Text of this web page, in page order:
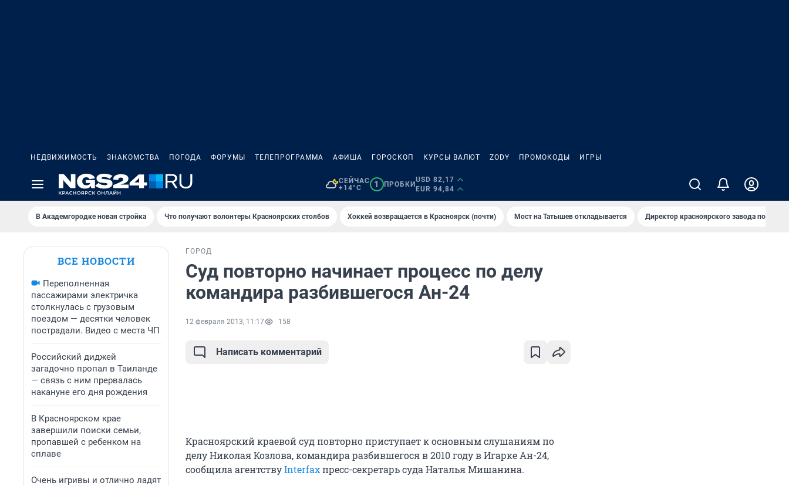
НЕДВИЖИМОСТЬ ЗНАКОМСТВА ПОГОДА ФОРУМЫ ТЕЛЕПРОГРАММА АФИША ГОРОСКОП КУРСЫ ВАЛЮТ ZODY ПРОМОКОДЫ ИГРЫ
СЕЙЧАС
+14°C
1 ПРОБКИ
USD 82,17
EUR 94,84
В Академгородке новая стройка Что получают волонтеры Красноярских столбов Хоккей возвращается в Красноярск (почти) Мост на Татышев откладывается Директор красноярского завода под
ВСЕ НОВОСТИ
Переполненная
пассажирами электричка
столкнулась с грузовым
поездом — десятки человек
пострадали. Видео с места ЧП
Российский диджей
загадочно пропал в Таиланде
— связь с ним прервалась
накануне его дня рождения
В Красноярском крае
завершили поиски семьи,
пропавшей с ребенком на
сплаве
Очень игривы и отлично ладят
ГОРОД
Суд повторно начинает процесс по делу
командира разбившегося Ан-24
12 февраля 2013, 11:17 158
Написать комментарий
Красноярский краевой суд повторно приступает к основным слушаниям по
делу Николая Козлова, командира разбившегося в 2010 году в Игарке Ан-24,
сообщила агентствуInterfaxпресс-секретарь суда Наталья Мишанина.